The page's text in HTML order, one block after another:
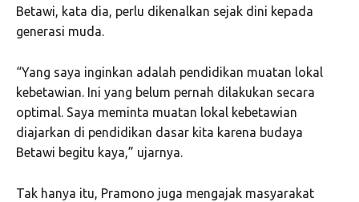
Betawi, kata dia, perlu dikenalkan sejak dini kepada
generasi muda.
“Yang saya inginkan adalah pendidikan muatan lokal
kebetawian. Ini yang belum pernah dilakukan secara
optimal. Saya meminta muatan lokal kebetawian
diajarkan di pendidikan dasar kita karena budaya
Betawi begitu kaya,” ujarnya.
Tak hanya itu, Pramono juga mengajak masyarakat